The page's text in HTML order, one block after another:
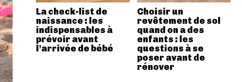
La check-list de
naissance : les
indispensables à
prévoir avant
l’arrivée de bébé
Choisir un
revêtement de sol
quand on a des
enfants : les
questions à se
poser avant de
rénover